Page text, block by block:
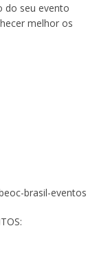
do seu evento
melhor os